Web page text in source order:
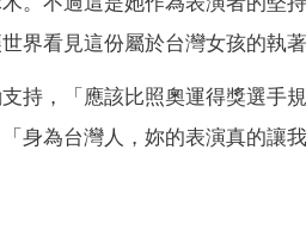
界看見這份屬於台灣女孩的執著
持，「應該比照奧運得獎選手
身為台灣人，妳的表演真的讓